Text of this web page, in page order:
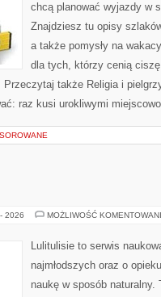
chcą planować wyjazdy w
Znajdziesz tu opisy
a także pomysły na
dla tych, którzy cenią
także Religia i
raz kusi urokliwymi
2026 MOŻLIWOŚĆ
Lulitulisie to serwis
najmłodszych oraz o
naukę w sposób